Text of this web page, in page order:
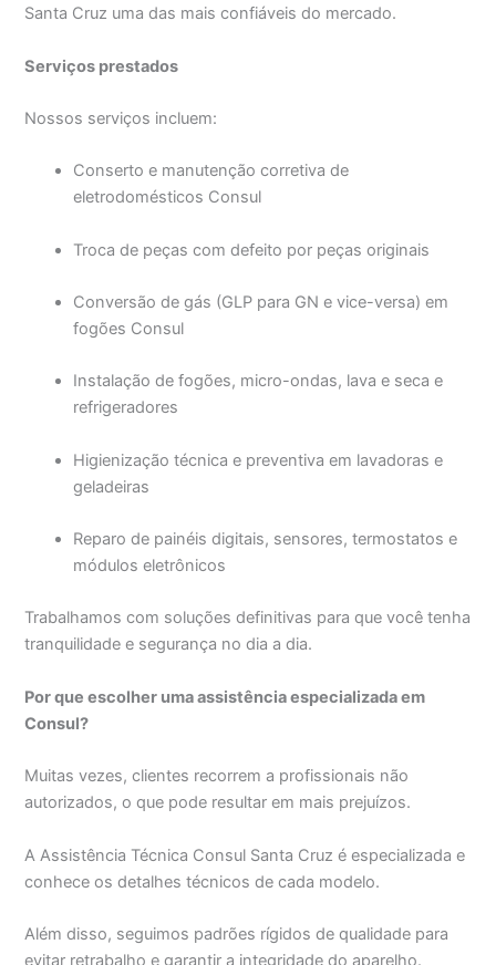
Santa Cruz uma das mais confiáveis do mercado.
Serviços prestados
Nossos serviços incluem:
Conserto e manutenção corretiva de
eletrodomésticos Consul
Troca de peças com defeito por peças originais
Conversão de gás (GLP para GN e vice-versa) em
fogões Consul
Instalação de fogões, micro-ondas, lava e seca e
refrigeradores
Higienização técnica e preventiva em lavadoras e
geladeiras
Reparo de painéis digitais, sensores, termostatos e
módulos eletrônicos
Trabalhamos com soluções definitivas para que você tenha
tranquilidade e segurança no dia a dia.
Por que escolher uma assistência especializada em
Consul?
Muitas vezes, clientes recorrem a profissionais não
autorizados, o que pode resultar em mais prejuízos.
A Assistência Técnica Consul Santa Cruz é especializada e
conhece os detalhes técnicos de cada modelo.
Além disso, seguimos padrões rígidos de qualidade para
evitar retrabalho e garantir a integridade do aparelho.